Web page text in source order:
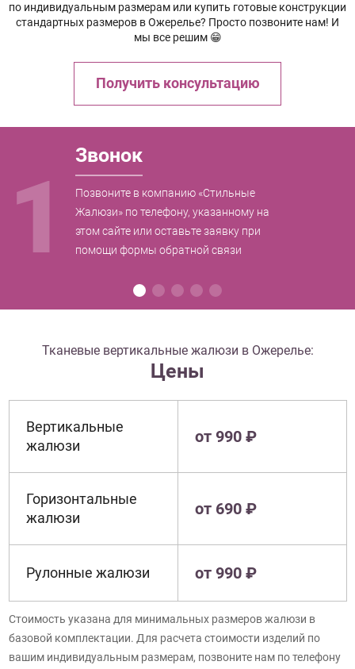
по индивидуальным размерам или купить готовые конструкции
стандартных размеров в Ожерелье? Просто позвоните нам! И
мы все решим 😁
Получить консультацию
1
Звонок
Позвоните в компанию «Стильные
Жалюзи» по телефону, указанному на
этом сайте или оставьте заявку при
помощи формы обратной связи
Тканевые вертикальные жалюзи в Ожерелье:
Цены
Вертикальные
жалюзи
от 990 ₽
Горизонтальные
жалюзи
от 690 ₽
Рулонные жалюзи от 990 ₽
Стоимость указана для минимальных размеров жалюзи в
базовой комплектации. Для расчета стоимости изделий по
вашим индивидуальным размерам, позвоните нам по телефону